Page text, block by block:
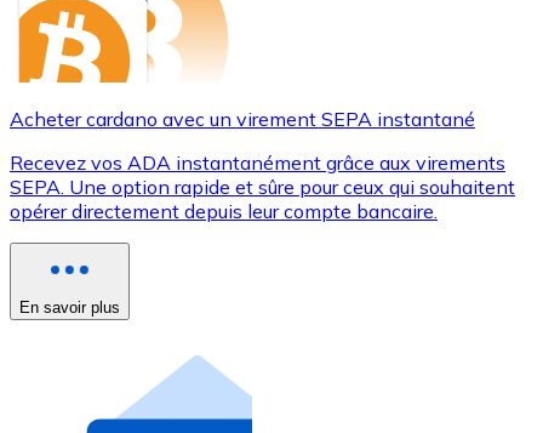
Acheter cardano avec un virement SEPA instantané
Recevez vos ADA instantanément grâce aux virements
SEPA. Une option rapide et sûre pour ceux qui souhaitent
opérer directement depuis leur compte bancaire.
En savoir plus